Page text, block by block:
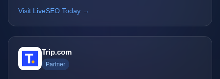
Visit LiveSEO Today →
Trip.com
Partner